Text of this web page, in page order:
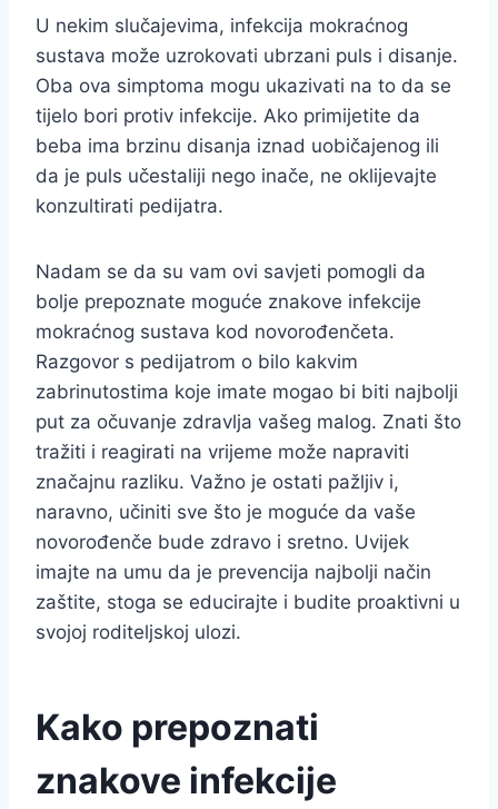
U nekim slučajevima, infekcija mokraćnog
sustava može uzrokovati ubrzani puls i disanje.
Oba ova simptoma mogu ukazivati na to da se
tijelo bori protiv infekcije. Ako primijetite da
beba ima brzinu disanja iznad uobičajenog ili
da je puls učestaliji nego inače, ne oklijevajte
konzultirati pedijatra.
Nadam se da su vam ovi savjeti pomogli da
bolje prepoznate moguće znakove infekcije
mokraćnog sustava kod novorođenčeta.
Razgovor s pedijatrom o bilo kakvim
zabrinutostima koje imate mogao bi biti najbolji
put za očuvanje zdravlja vašeg malog. Znati što
tražiti i reagirati na vrijeme može napraviti
značajnu razliku. Važno je ostati pažljiv i,
naravno, učiniti sve što je moguće da vaše
novorođenče bude zdravo i sretno. Uvijek
imajte na umu da je prevencija najbolji način
zaštite, stoga se educirajte i budite proaktivni u
svojoj roditeljskoj ulozi.
Kako prepoznati
znakove infekcije